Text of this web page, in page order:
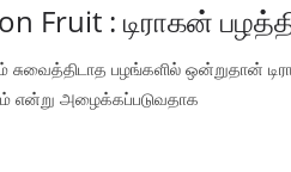
Fruit : டிராகன்
சுவைத்திடாத பழங்களில் ஒன்றுதான்
என்று அழைக்கப்படுவதாக